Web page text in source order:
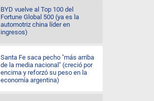
BYD vuelve al Top 100 del
Fortune Global 500 (ya es la
automotriz china líder en
ingresos)
Santa Fe saca pecho "más arriba
de la media nacional" (creció por
encima y reforzó su peso en la
economía argentina)